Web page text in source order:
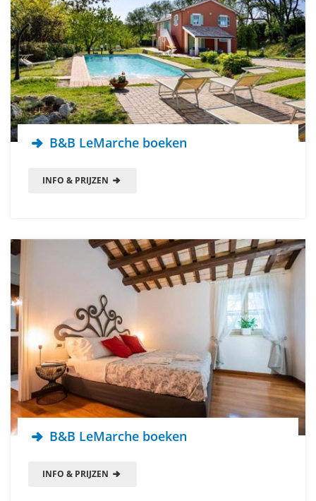
B&B LeMarche boeken
INFO & PRIJZEN
B&B LeMarche boeken
INFO & PRIJZEN